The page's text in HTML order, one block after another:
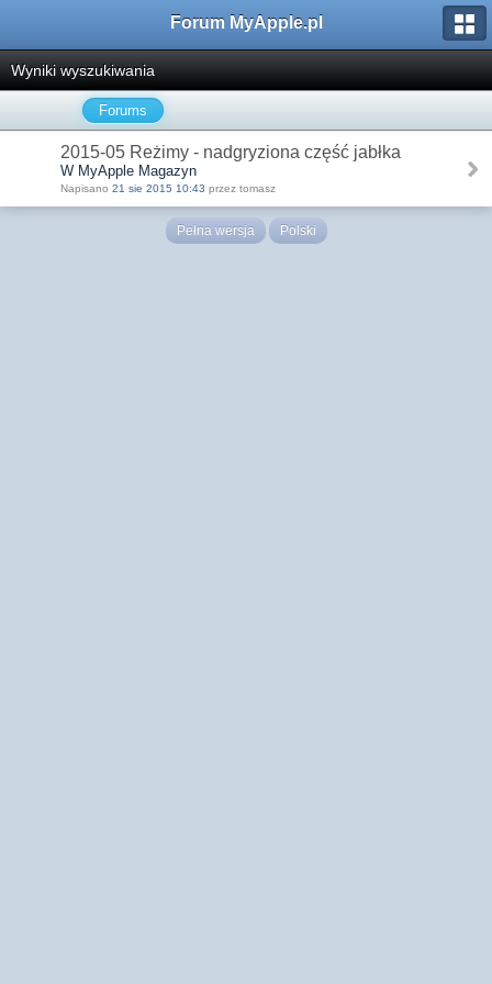
Forum MyApple.pl
Wyniki wyszukiwania
Forums
2015-05 Reżimy - nadgryziona część jabłka
W MyApple Magazyn
Napisano 21 sie 2015 10:43 przez tomasz
Pełna wersja Polski